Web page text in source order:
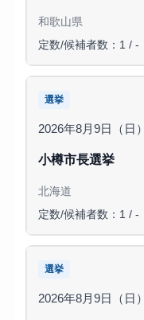
和歌山県
定数/候補者数：1 / -
選挙
2026年8月9日（日）
小樽市長選挙
北海道
定数/候補者数：1 / -
選挙
2026年8月9日（日）